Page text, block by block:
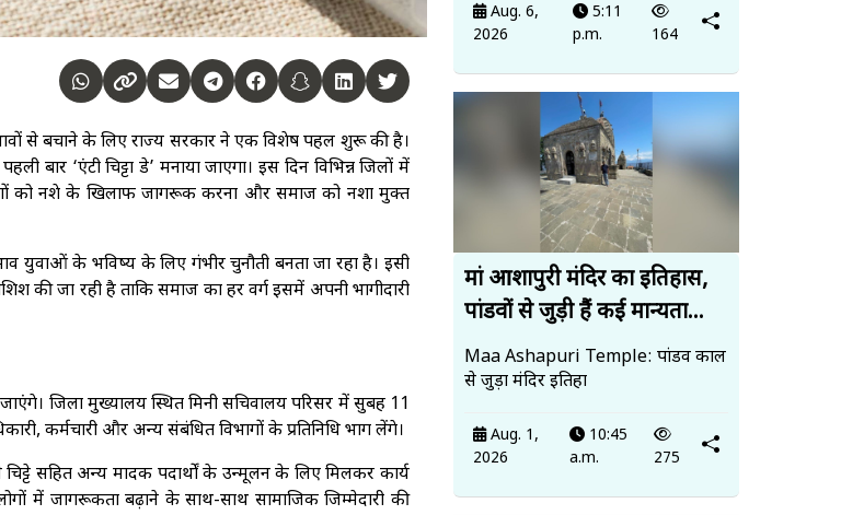
से बचाने के लिए राज्य सरकार ने एक विशेष पहल शुरू की है।
‘एंटी चिट्टा डे’ मनाया जाएगा। इस दिन विभिन्न जिलों में
को नशे के खिलाफ जागरूक करना और समाज को नशा मुक्त
युवाओं के भविष्य के लिए गंभीर चुनौती बनता जा रहा है। इसी
जा रही है ताकि समाज का हर वर्ग इसमें अपनी भागीदारी
जिला मुख्यालय स्थित मिनी सचिवालय परिसर में सुबह 11
कर्मचारी और अन्य संबंधित विभागों के प्रतिनिधि भाग लेंगे।
सहित अन्य मादक पदार्थों के उन्मूलन के लिए मिलकर कार्य
में जागरूकता बढ़ाने के साथ-साथ सामाजिक जिम्मेदारी की
Aug. 6,
2026
5:11
p.m.
164
मां आशापुरी मंदिर का इतिहास,
पांडवों से जुड़ी हैं कई मान्यता...
Maa Ashapuri Temple: पांडव काल
से जुड़ा मंदिर इतिहा
Aug. 1,
2026
10:45
a.m.
275